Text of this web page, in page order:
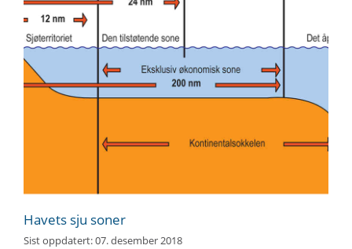
Havets sju soner
Sist oppdatert:07. desember 2018